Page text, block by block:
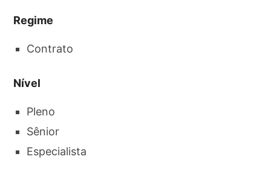
Regime
Contrato
Nível
Pleno
Sênior
Especialista